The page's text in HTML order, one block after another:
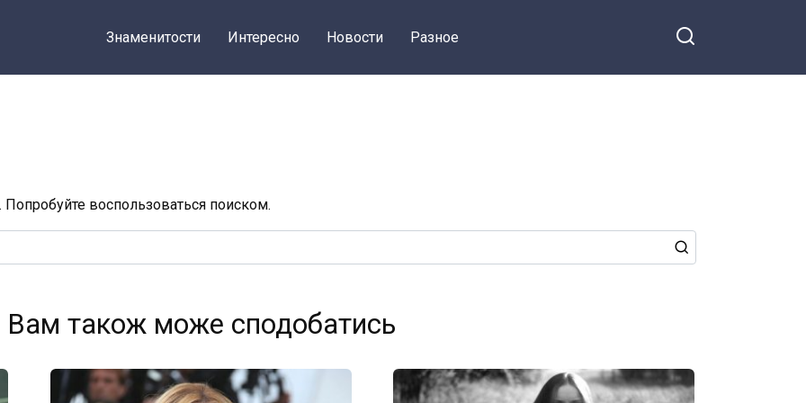
Знаменитости Интересно Новости Разное
воспользоваться поиском.
Вам також може сподобатись